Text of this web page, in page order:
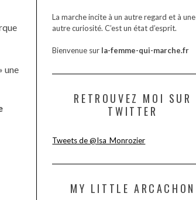
une
La marche incite à un autre regard et à une
autre curiosité. C’est un état d’esprit.
Bienvenue sur la-femme-qui-marche.fr
RETROUVEZ MOI SUR
TWITTER
Tweets de @Isa_Monrozier
MY LITTLE ARCACHON